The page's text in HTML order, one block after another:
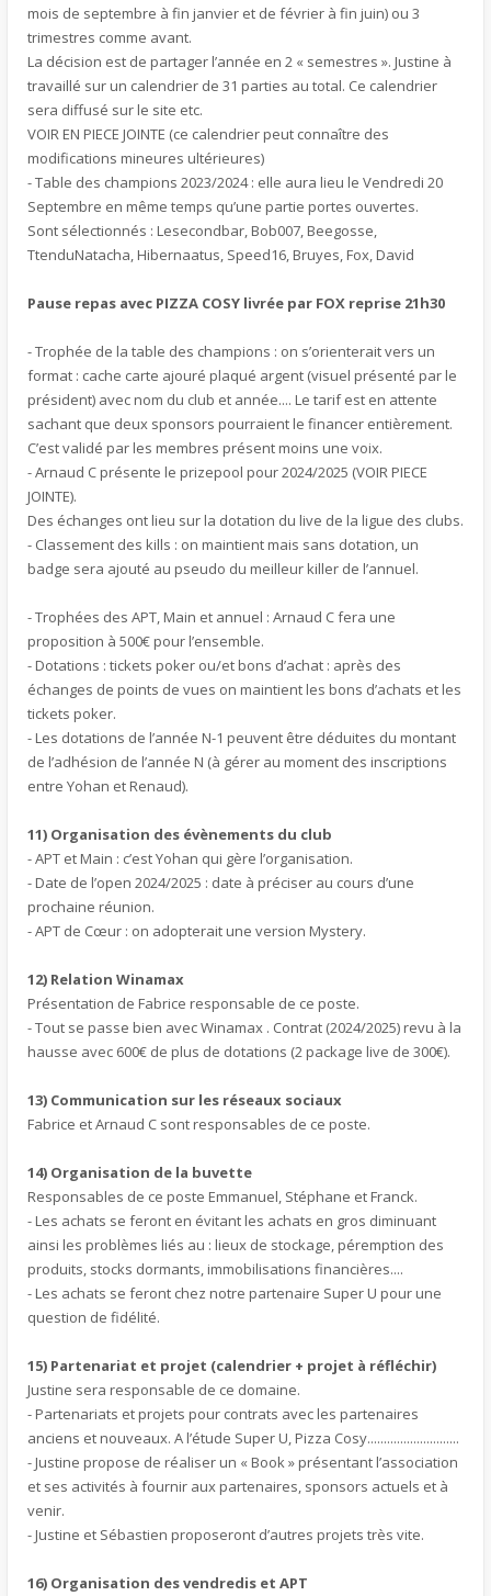
mois de septembre à fin janvier et de février à fin juin) ou 3
trimestres comme avant.
La décision est de partager l’année en 2 « semestres ». Justine à
travaillé sur un calendrier de 31 parties au total. Ce calendrier
sera diffusé sur le site etc.
VOIR EN PIECE JOINTE (ce calendrier peut connaître des
modifications mineures ultérieures)
- Table des champions 2023/2024 : elle aura lieu le Vendredi 20
Septembre en même temps qu’une partie portes ouvertes.
Sont sélectionnés : Lesecondbar, Bob007, Beegosse,
TtenduNatacha, Hibernaatus, Speed16, Bruyes, Fox, David
Pause repas avec PIZZA COSY livrée par FOX reprise 21h30
- Trophée de la table des champions : on s’orienterait vers un
format : cache carte ajouré plaqué argent (visuel présenté par le
président) avec nom du club et année.... Le tarif est en attente
sachant que deux sponsors pourraient le financer entièrement.
C’est validé par les membres présent moins une voix.
- Arnaud C présente le prizepool pour 2024/2025 (VOIR PIECE
JOINTE).
Des échanges ont lieu sur la dotation du live de la ligue des clubs.
- Classement des kills : on maintient mais sans dotation, un
badge sera ajouté au pseudo du meilleur killer de l’annuel.
- Trophées des APT, Main et annuel : Arnaud C fera une
proposition à 500€ pour l’ensemble.
- Dotations : tickets poker ou/et bons d’achat : après des
échanges de points de vues on maintient les bons d’achats et les
tickets poker.
- Les dotations de l’année N-1 peuvent être déduites du montant
de l’adhésion de l’année N (à gérer au moment des inscriptions
entre Yohan et Renaud).
11) Organisation des évènements du club
- APT et Main : c’est Yohan qui gère l’organisation.
- Date de l’open 2024/2025 : date à préciser au cours d’une
prochaine réunion.
- APT de Cœur : on adopterait une version Mystery.
12) Relation Winamax
Présentation de Fabrice responsable de ce poste.
- Tout se passe bien avec Winamax . Contrat (2024/2025) revu à la
hausse avec 600€ de plus de dotations (2 package live de 300€).
13) Communication sur les réseaux sociaux
Fabrice et Arnaud C sont responsables de ce poste.
14) Organisation de la buvette
Responsables de ce poste Emmanuel, Stéphane et Franck.
- Les achats se feront en évitant les achats en gros diminuant
ainsi les problèmes liés au : lieux de stockage, péremption des
produits, stocks dormants, immobilisations financières....
- Les achats se feront chez notre partenaire Super U pour une
question de fidélité.
15) Partenariat et projet (calendrier + projet à réfléchir)
Justine sera responsable de ce domaine.
- Partenariats et projets pour contrats avec les partenaires
anciens et nouveaux. A l’étude Super U, Pizza Cosy............................
- Justine propose de réaliser un « Book » présentant l’association
et ses activités à fournir aux partenaires, sponsors actuels et à
venir.
- Justine et Sébastien proposeront d’autres projets très vite.
16) Organisation des vendredis et APT